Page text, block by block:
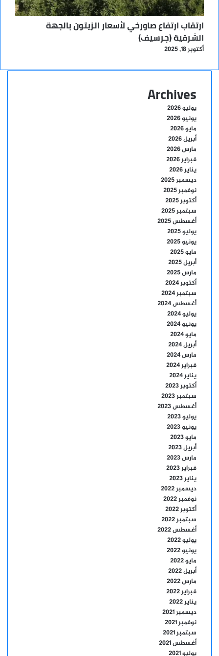
ارتقاب ارتفاع صاورخي لأسعار الزيتون بالجهة
الشرقية (جرسيف)
أكتوبر 18, 2025
Archives
يوليو 2026
يونيو 2026
مايو 2026
أبريل 2026
مارس 2026
فبراير 2026
يناير 2026
ديسمبر 2025
نوفمبر 2025
أكتوبر 2025
سبتمبر 2025
أغسطس 2025
يوليو 2025
يونيو 2025
مايو 2025
أبريل 2025
مارس 2025
أكتوبر 2024
سبتمبر 2024
أغسطس 2024
يوليو 2024
يونيو 2024
مايو 2024
أبريل 2024
مارس 2024
فبراير 2024
يناير 2024
أكتوبر 2023
سبتمبر 2023
أغسطس 2023
يوليو 2023
يونيو 2023
مايو 2023
أبريل 2023
مارس 2023
فبراير 2023
يناير 2023
ديسمبر 2022
نوفمبر 2022
أكتوبر 2022
سبتمبر 2022
أغسطس 2022
يوليو 2022
يونيو 2022
مايو 2022
أبريل 2022
مارس 2022
فبراير 2022
يناير 2022
ديسمبر 2021
نوفمبر 2021
سبتمبر 2021
أغسطس 2021
يوليو 2021